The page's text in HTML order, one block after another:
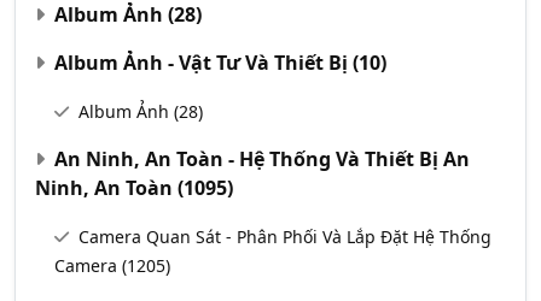
Album Ảnh (28)
Album Ảnh - Vật Tư Và Thiết Bị (10)
Album Ảnh (28)
An Ninh, An Toàn - Hệ Thống Và Thiết Bị An
Ninh, An Toàn (1095)
Camera Quan Sát - Phân Phối Và Lắp Đặt Hệ Thống
Camera (1205)